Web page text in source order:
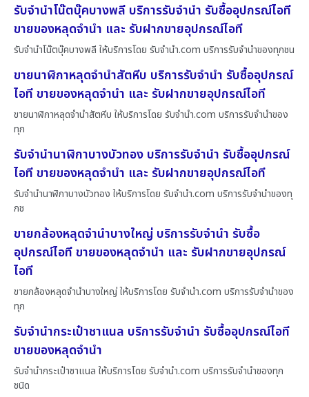
รับจำนำโน๊ตบุ๊คบางพลี บริการรับจำนำ รับซื้ออุปกรณ์ไอที
ขายของหลุดจำนำ และ รับฝากขายอุปกรณ์ไอที
รับจำนำโน๊ตบุ๊คบางพลี ให้บริการโดย รับจํานํา.com บริการรับจำนำของทุกชน
ขายนาฬิกาหลุดจำนำสัตหีบ บริการรับจำนำ รับซื้ออุปกรณ์
ไอที ขายของหลุดจำนำ และ รับฝากขายอุปกรณ์ไอที
ขายนาฬิกาหลุดจำนำสัตหีบ ให้บริการโดย รับจํานํา.com บริการรับจำนำของ
ทุก
รับจำนำนาฬิกาบางบัวทอง บริการรับจำนำ รับซื้ออุปกรณ์
ไอที ขายของหลุดจำนำ และ รับฝากขายอุปกรณ์ไอที
รับจำนำนาฬิกาบางบัวทอง ให้บริการโดย รับจํานํา.com บริการรับจำนำของทุ
กช
ขายกล้องหลุดจำนำบางใหญ่ บริการรับจำนำ รับซื้อ
อุปกรณ์ไอที ขายของหลุดจำนำ และ รับฝากขายอุปกรณ์
ไอที
ขายกล้องหลุดจำนำบางใหญ่ ให้บริการโดย รับจํานํา.com บริการรับจำนำของ
ทุก
รับจำนำกระเป๋าชาแนล บริการรับจำนำ รับซื้ออุปกรณ์ไอที
ขายของหลุดจำนำ
รับจำนำกระเป๋าชาแนล ให้บริการโดย รับจํานํา.com บริการรับจำนำของทุก
ชนิด